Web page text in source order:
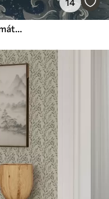
Peixes koi nadando entre ondas dramáticas do oceano